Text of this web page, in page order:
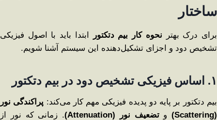
ساختار
برای درک بهتر نحوه کار بیم دتکتور
ابتدا باید با اصول فیزیکی
تشخیص دود و اجزای تشکیل‌دهنده این سیستم آشنا شویم.
۱. اساس فیزیکی تشخیص دود در بیم دتکتور
بیم دتکتور بر پایه دو پدیده فیزیکی مهم کار می‌کند: پراکندگی نور
(Scattering)
وتضعیف نور (Attenuation)
. زمانی که نور از